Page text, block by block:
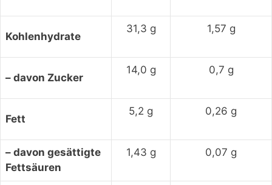
Kohlenhydrate
31,3 g 1,57 g
– davon Zucker
14,0 g 0,7 g
Fett
5,2 g 0,26 g
– davon gesättigte
Fettsäuren
1,43 g 0,07 g